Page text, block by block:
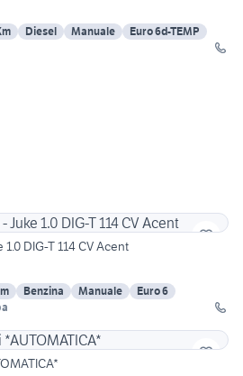
Diesel Manuale
Euro 6d-TEMP
1.0 DIG-T 114 CV Acent
Benzina Manuale
Euro 6